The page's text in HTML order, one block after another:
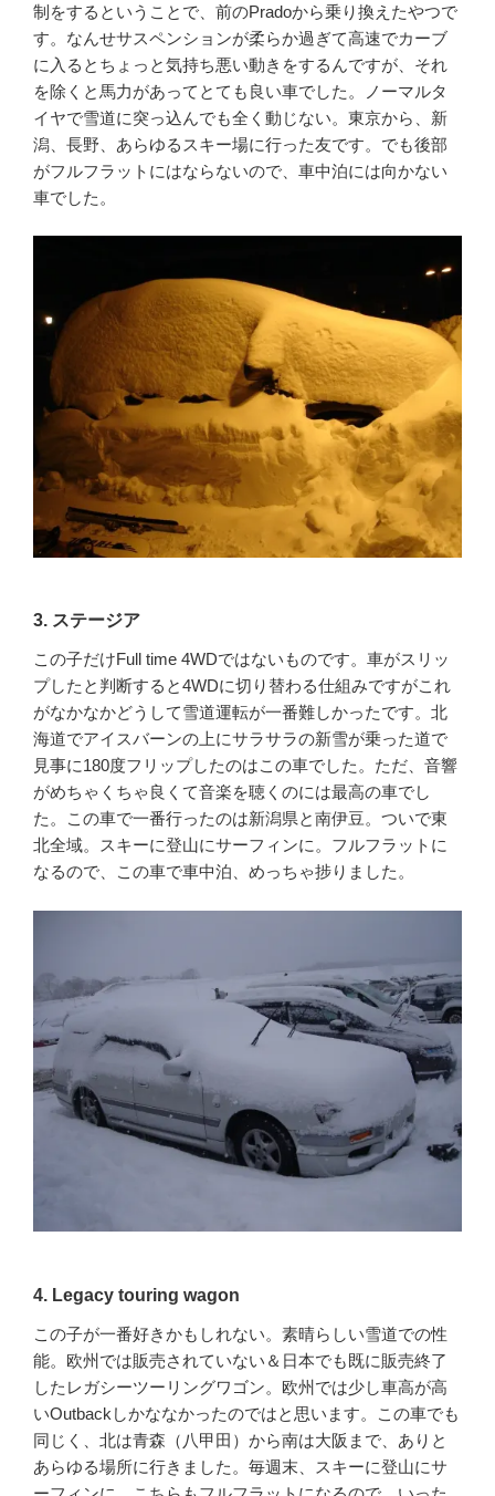
制をするということで、前のPradoから乗り換えたやつで
す。なんせサスペンションが柔らか過ぎて高速でカーブ
に入るとちょっと気持ち悪い動きをするんですが、それ
を除くと馬力があってとても良い車でした。ノーマルタ
イヤで雪道に突っ込んでも全く動じない。東京から、新
潟、長野、あらゆるスキー場に行った友です。でも後部
がフルフラットにはならないので、車中泊には向かない
車でした。
3. ステージア
この子だけFull time 4WDではないものです。車がスリッ
プしたと判断すると4WDに切り替わる仕組みですがこれ
がなかなかどうして雪道運転が一番難しかったです。北
海道でアイスバーンの上にサラサラの新雪が乗った道で
見事に180度フリップしたのはこの車でした。ただ、音響
がめちゃくちゃ良くて音楽を聴くのには最高の車でし
た。この車で一番行ったのは新潟県と南伊豆。ついで東
北全域。スキーに登山にサーフィンに。フルフラットに
なるので、この車で車中泊、めっちゃ捗りました。
4. Legacy touring wagon
この子が一番好きかもしれない。素晴らしい雪道での性
能。欧州では販売されていない＆日本でも既に販売終了
したレガシーツーリングワゴン。欧州では少し車高が高
いOutbackしかななかったのではと思います。この車でも
同じく、北は青森（八甲田）から南は大阪まで、ありと
あらゆる場所に行きました。毎週末、スキーに登山にサ